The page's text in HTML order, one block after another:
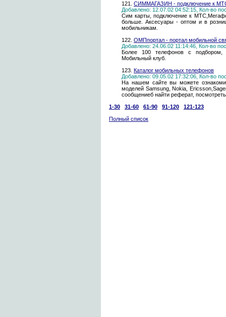
121. CИММАГАЗИН - подключение к
Добавлено: 12.07.02 04:52:15, Кол-во
Сим карты, подключение к
больше. Аксесуары - оптом и в
мобильникам.
122. ОМПпортал - портал мобильной
Добавлено: 24.06.02 11:14:46, Кол-во
Более 100 телефонов с
Мобильный клуб.
123. Каталог мoбильных телефонов
Добавлено: 09.05.02 17:32:06, Кол-во
На нашем сайте вы можете
моделей Samsung, Nokia,
сообщениеб найти реферат,
1-30
31-60 61-90 91-120
121-123
Полный список